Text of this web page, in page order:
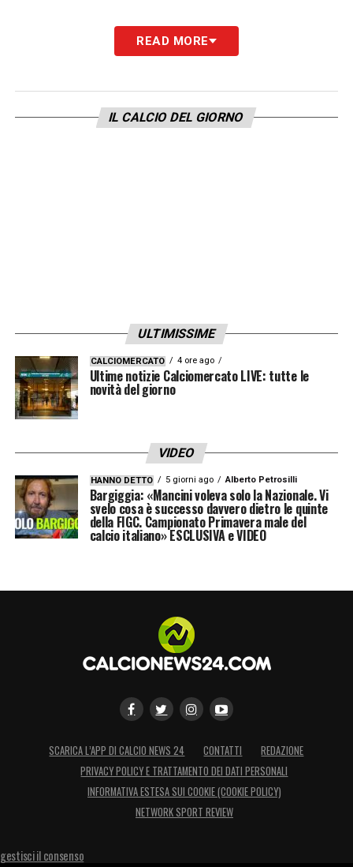
READ MORE
IL CALCIO DEL GIORNO
ULTIMISSIME
CALCIOMERCATO 4 ore ago
Ultime notizie Calciomercato LIVE: tutte le
novità del giorno
VIDEO
HANNO DETTO 5 giorni ago Alberto Petrosilli
Bargiggia: «Mancini voleva solo la Nazionale. Vi
svelo cosa è successo davvero dietro le quinte
della FIGC. Campionato Primavera male del
calcio italiano» ESCLUSIVA e VIDEO
SCARICA L’APP DI CALCIO NEWS 24 CONTATTI
REDAZIONE
PRIVACY POLICY E TRATTAMENTO DEI DATI PERSONALI
INFORMATIVA ESTESA SUI COOKIE (COOKIE POLICY)
NETWORK SPORT REVIEW
gestisci il consenso